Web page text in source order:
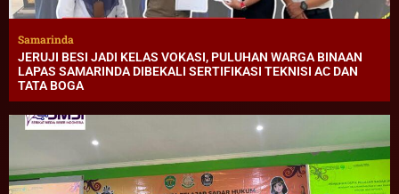
Samarinda
JERUJI BESI JADI KELAS VOKASI, PULUHAN WARGA BINAAN
LAPAS SAMARINDA DIBEKALI SERTIFIKASI TEKNISI AC DAN
TATA BOGA